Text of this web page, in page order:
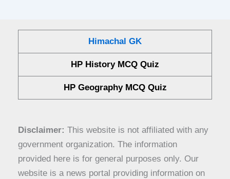
Himachal GK
HP History MCQ Quiz
HP Geography MCQ Quiz
Disclaimer: This website is not affiliated with any
government organization. The information
provided here is for general purposes only. Our
website is a news portal providing information on